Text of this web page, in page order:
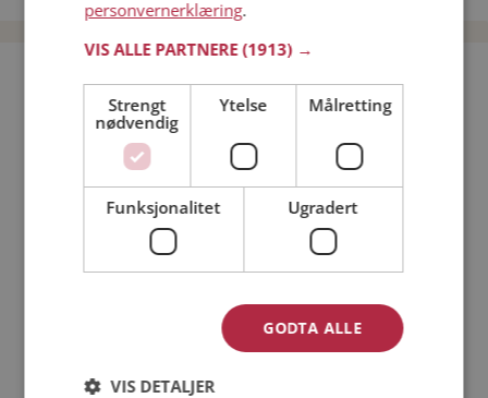
Bli medlem gratis!
Jeg er en: Mann Kvinne
Min alder:
personvernerklæring.
VIS ALLE PARTNERE(1913) →
Strengt
nødvendig
Ytelse Målretting
Funksjonalitet Ugradert
GODTA ALLE
VIS DETALJER